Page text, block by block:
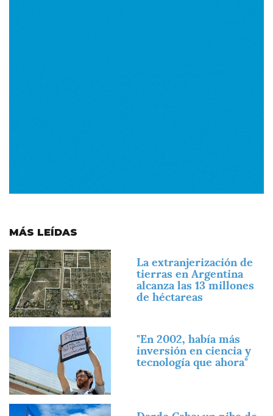
MÁS LEÍDAS
Imagen
La extranjerización de
tierras en Argentina
alcanza las 13 millones
de héctareas
"En 2002, había más
inversión en ciencia y
tecnología que ahora"
Imagen